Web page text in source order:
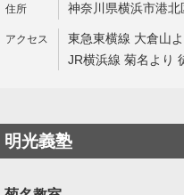
神奈川県横浜市港
東急東横線 大倉山
JR横浜線 菊名より
明光義塾